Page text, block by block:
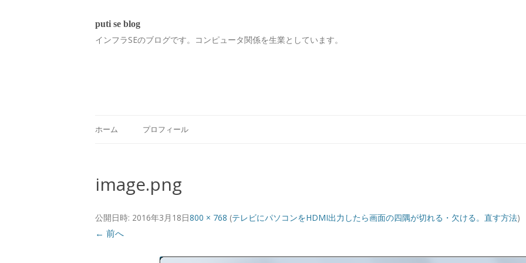
puti se blog
インフラSEのブログです。コンピュータ関係を生業としています。
ホーム プロフィール
image.png
公開日時: 2016年3月18日800 × 768 (テレビにパソコンをHDMI出力したら画面の四隅が切れる・欠ける。直す方法)
← 前へ